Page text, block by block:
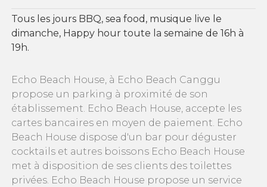
Tous les jours BBQ, sea food, musique live le
dimanche, Happy hour toute la semaine de 16h à
19h.
Echo Beach House, à Echo Beach Canggu
propose un parking à proximité de son
établissement. Echo Beach House, accepte les
cartes bancaires en moyen de paiement. Echo
Beach House dispose d'un bar pour déguster
cocktails et autres boissons Echo Beach House
met à disposition de ses clients des toilettes
privées. Echo Beach House propose un service